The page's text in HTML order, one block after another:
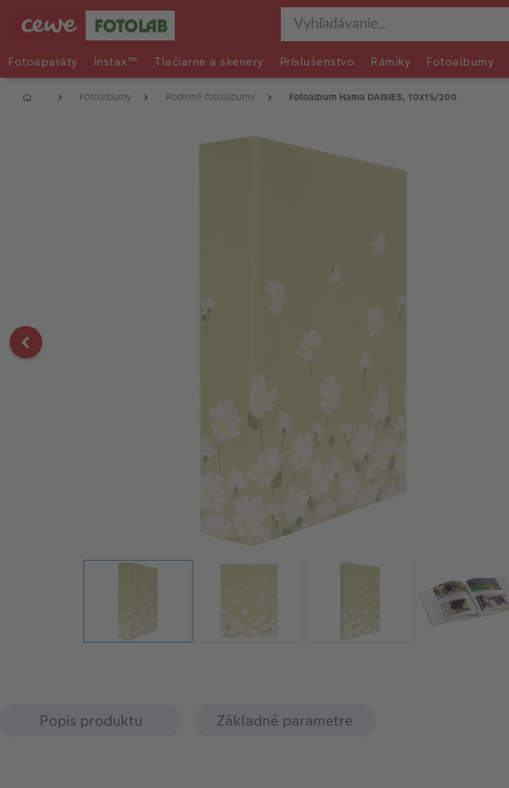
Fotoaparáty instax™ Tlačiarne a skenery Príslušenstvo Rámiky Fotoalbumy
Fotoalbumy Rodinné fotoalbumy Fotoalbum Hama DAISIES, 10x15/200
Popis produktu Základné parametre